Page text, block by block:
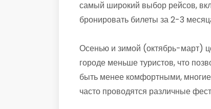
самый широкий выбор рейсов,
бронировать билеты за 2-3
Осенью и зимой (октябрь-март)
городе меньше туристов, что
быть менее комфортными,
часто проводятся различные